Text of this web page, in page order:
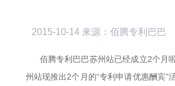
2015-10-14 来源：佰腾专利巴巴
佰腾专利巴巴苏州站已经成立2个月
州站现推出2个月的“专利申请优惠酬宾”